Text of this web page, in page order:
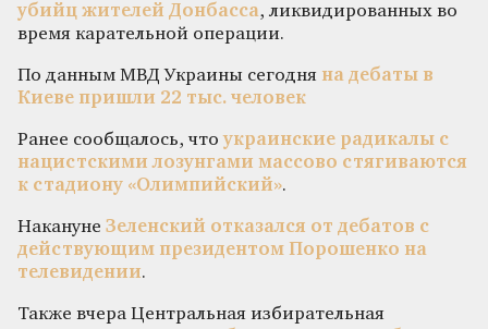
убийц жителей Донбасса, ликвидированных во
время карательной операции.
По данным МВД Украины сегодня на дебаты в
Киеве пришли 22 тыс. человек
Ранее сообщалось, чтоукраинские радикалы с
нацистскими лозунгами массово стягиваются
к стадиону «Олимпийский».
Накануне Зеленский отказался от дебатов с
действующим президентом Порошенко на
телевидении.
Также вчера Центральная избирательная